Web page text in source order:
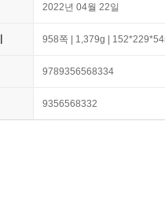
2022년 04월 22일
958쪽 | 1,379g |
9789356568334
9356568332